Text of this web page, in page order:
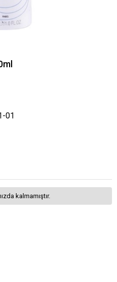
01
kalmamıştır.